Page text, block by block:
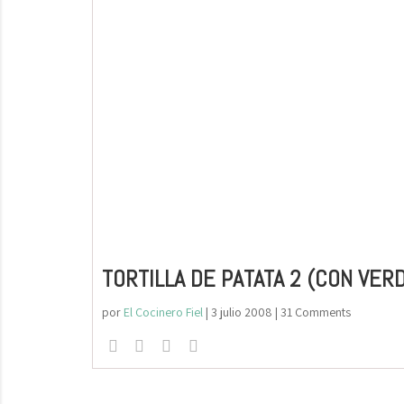
TORTILLA DE PATATA 2 (CON
por El Cocinero Fiel| 3 julio 2008 | 31 Comments